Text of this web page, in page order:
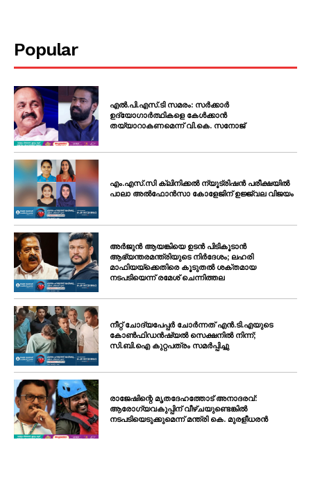
Popular
എൽ.പി.എസ്.ടി സമരം: സർക്കാർ
ഉദ്യോഗാർത്ഥികളെ കേൾക്കാൻ
തയ്യാറാകണമെന്ന് വി.കെ. സനോജ്
എം.എസ്.സി ക്ലിനിക്കൽ ന്യൂട്രിഷൻ പരീക്ഷയിൽ
പാലാ അൽഫോൻസാ കോളേജിന് ഉജ്ജ്വല വിജയം
അർജുൻ ആയങ്കിയെ ഉടൻ പിടികൂടാൻ
ആഭ്യന്തരമന്ത്രിയുടെ നിർദേശം; ലഹരി
മാഫിയയ്ക്കെതിരെ കൂടുതൽ ശക്തമായ
നടപടിയെന്ന് രമേശ് ചെന്നിത്തല
നീറ്റ് ചോദ്യപേപ്പർ ചോർന്നത് എൻ.ടി.എയുടെ
കോൺഫിഡൻഷ്യൽ സെക്ഷനിൽ നിന്ന്;
സി.ബി.ഐ കുറ്റപത്രം സമർപ്പിച്ചു
രാജേഷിന്റെ മൃതദേഹത്തോട് അനാദരവ്:
ആരോഗ്യവകുപ്പിന് വീഴ്ചയുണ്ടെങ്കിൽ
നടപടിയെടുക്കുമെന്ന് മന്ത്രി കെ. മുരളീധരൻ